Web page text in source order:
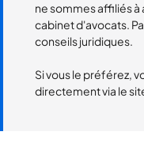
ne sommes affiliés
cabinet d'avocats.
conseils juridiques.
Si vous le préférez,
directement via le